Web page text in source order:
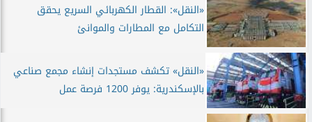
«النقل»: القطار الكهربائي السريع يحقق
التكامل مع المطارات والموانئ
«النقل» تكشف مستجدات إنشاء مجمع صناعي
بالإسكندرية: يوفر 1200 فرصة عمل